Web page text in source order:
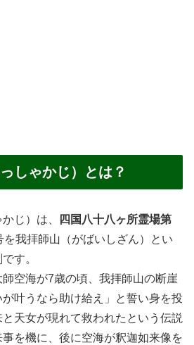
しゃかじ）とは？
じ）は、
四国八十八ヶ所霊場第
を我拝師山（がばいしざん）とい
す。
空海が7歳の頃、我拝師山の断崖
叶うなら助け給え」と誓い身を投
天女が現れて救われたという伝説
を機に、後に空海が釈迦如来像を